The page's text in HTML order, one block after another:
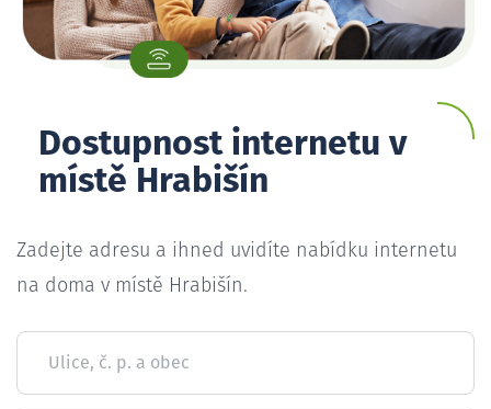
Dostupnost internetu v
místě Hrabišín
Zadejte adresu a ihned uvidíte nabídku internetu
na doma v místě Hrabišín.
Ulice, č. p. a obec